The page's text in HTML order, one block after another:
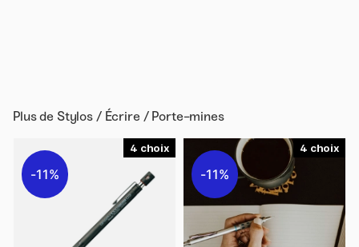
Plus de Stylos / Écrire / Porte-mines
4
11%
4
11%